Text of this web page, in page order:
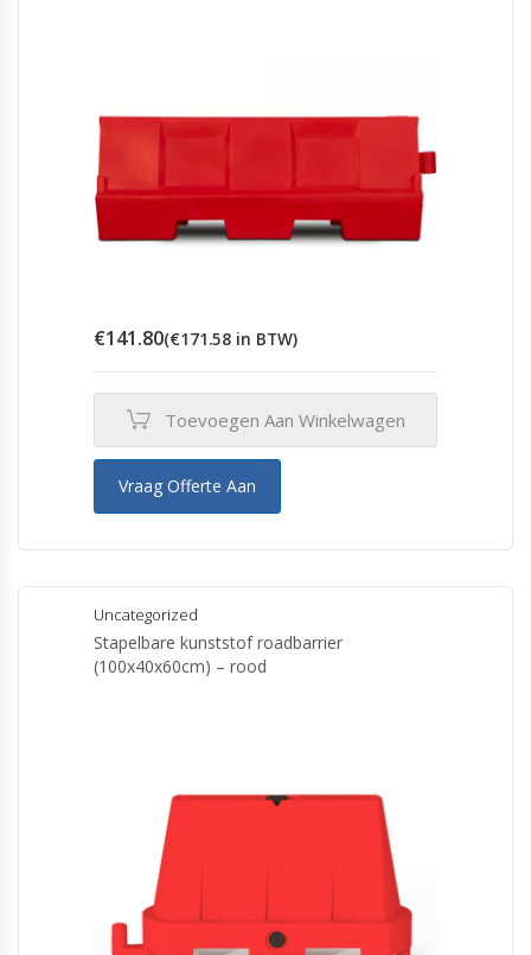
€141.80(€171.58 in BTW)
Toevoegen Aan Winkelwagen
Vraag Offerte Aan
Uncategorized
Stapelbare kunststof roadbarrier
(100x40x60cm) – rood